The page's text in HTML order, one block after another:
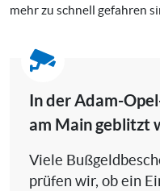
mehr zu schnell gefahren
In der Adam-
am Main geblitzt
Viele
prüfen wir, ob ein